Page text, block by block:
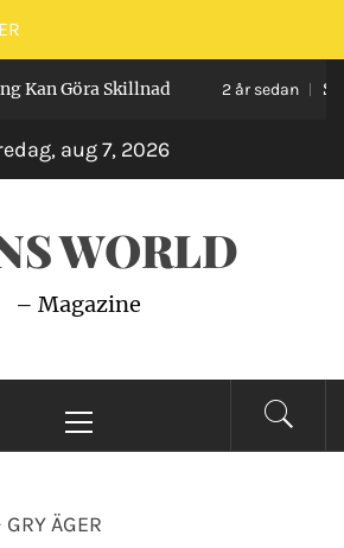
2 år sedan Så Gör du En
aug 7, 2026
WORLD
– Magazine
meny
GRY ÄGER